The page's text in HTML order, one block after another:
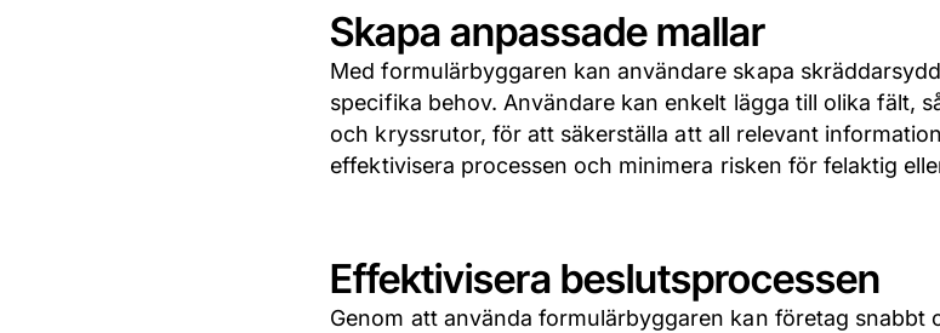
Skapa anpassade mallar
Med formulärbyggaren kan användare skapa
specifika behov. Användare kan enkelt lägga till olika fält,
och kryssrutor, för att säkerställa att all relevant
effektivisera processen och minimera risken för felaktig
Effektivisera beslutsprocessen
Genom att använda formulärbyggaren kan företag snabbt